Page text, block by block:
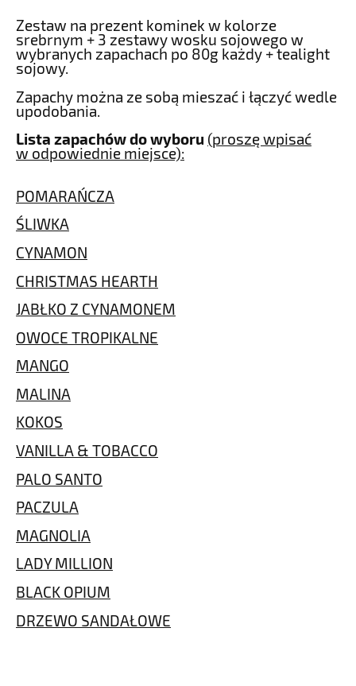
Zestaw na prezent kominek w kolorze
srebrnym + 3 zestawy wosku sojowego w
wybranych zapachach po 80g każdy + tealight
sojowy.
Zapachy można ze sobą mieszać i łączyć wedle
upodobania.
Lista zapachów do wyboru (proszę wpisać
w odpowiednie miejsce):
POMARAŃCZA
ŚLIWKA
CYNAMON
CHRISTMAS HEARTH
JABŁKO Z CYNAMONEM
OWOCE TROPIKALNE
MANGO
MALINA
KOKOS
VANILLA & TOBACCO
PALO SANTO
PACZULA
MAGNOLIA
LADY MILLION
BLACK OPIUM
DRZEWO SANDAŁOWE